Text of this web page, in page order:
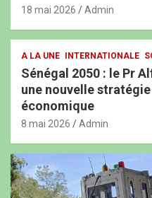
18 mai 2026 Admin
A LA UNE INTERNATIONALE
Sénégal 2050 : le Pr
une nouvelle
économique
8 mai 2026 Admin